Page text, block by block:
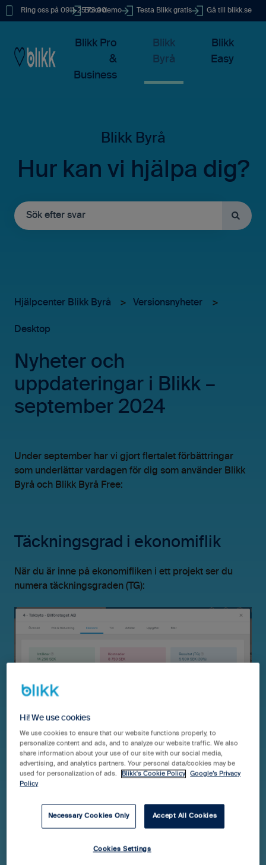
Ring oss på 0911-25 73 00
Boka demo Testa Blikk gratis Gå till blikk.se
Blikk Pro
&
Business
Blikk
Byrå
Blikk
Easy
Hur kan vi hjälpa dig?
Hjälpcenter Blikk Byrå Versionsnyheter
Desktop
Nyheter och
uppdateringar i Blikk –
september 2024
Under september har vi gjort flertalet förbättringar
som underlättar vardagen för dig som använder Blikk
Byrå och Blikk Byrå Free:
Täckningsgrad i ekonomiflik
När du är inne på ekonomifliken i ett projekt ser du
numera täckningsgraden (TG):
Utökade filtreringsmöjligheter i
projektlistan
I projektlistan kan du numera filtrera på resultatenhet:
Hi! We use cookies
We use cookies to ensure that our website functions properly, to
personalize content and ads, and to analyze our website traffic. We also
share information about your use of our site with our social media,
advertising, and analytics partners. Your personal data/cookies may be
used for personalization of ads.
Blikk's Cookie Policy
Google’s Privacy
Policy
Necessary Cookies Only Accept All Cookies
Cookies Settings